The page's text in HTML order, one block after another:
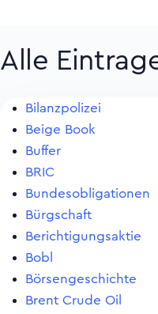
Alle
Bilanzpolizei
Beige Book
Buffer
BRIC
Bundesobligationen
Bürgschaft
Berichtigungsaktie
Bobl
Börsengeschichte
Brent Crude Oil